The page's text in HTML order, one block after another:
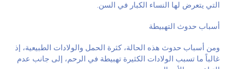
التي يتعرض لها النساء الكبار في السن.
أسباب حدوث التهبيطة
ومن أسباب حدوث هذه الحالة، كثرة الحمل والولادات الطبيعية، إذ
غالباً ما تسبب الولادات الكثيرة تهبيطة في الرحم، إلى جانب عدم